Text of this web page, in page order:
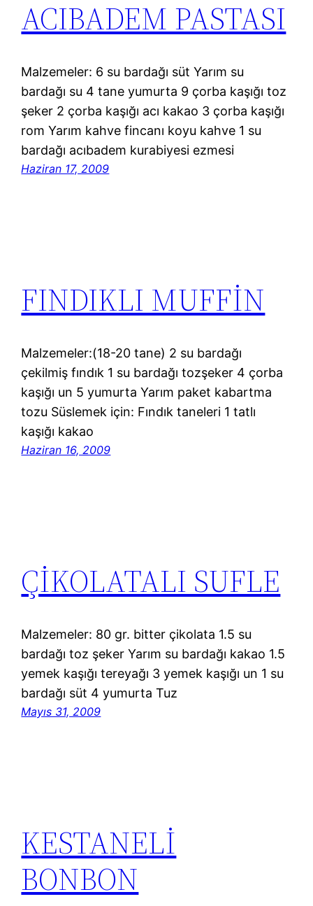
ACIBADEM PASTASI
Malzemeler: 6 su bardağı süt Yarım su
bardağı su 4 tane yumurta 9 çorba kaşığı toz
şeker 2 çorba kaşığı acı kakao 3 çorba kaşığı
rom Yarım kahve fincanı koyu kahve 1 su
bardağı acıbadem kurabiyesi ezmesi
Haziran 17, 2009
FINDIKLI MUFFİN
Malzemeler:(18-20 tane) 2 su bardağı
çekilmiş fındık 1 su bardağı tozşeker 4 çorba
kaşığı un 5 yumurta Yarım paket kabartma
tozu Süslemek için: Fındık taneleri 1 tatlı
kaşığı kakao
Haziran 16, 2009
ÇİKOLATALI SUFLE
Malzemeler: 80 gr. bitter çikolata 1.5 su
bardağı toz şeker Yarım su bardağı kakao 1.5
yemek kaşığı tereyağı 3 yemek kaşığı un 1 su
bardağı süt 4 yumurta Tuz
Mayıs 31, 2009
KESTANELİ
BONBON